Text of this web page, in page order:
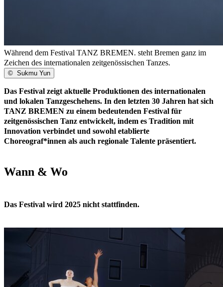
Während dem Festival TANZ BREMEN. steht Bremen ganz im
Zeichen des internationalen zeitgenössischen Tanzes.
© Sukmu Yun
Das Festival zeigt aktuelle Produktionen des internationalen
und lokalen Tanzgeschehens. In den letzten 30 Jahren hat sich
TANZ BREMEN zu einem bedeutenden Festival für
zeitgenössischen Tanz entwickelt, indem es Tradition mit
Innovation verbindet und sowohl etablierte
Choreograf*innen als auch regionale Talente präsentiert.
Wann & Wo
Das Festival wird 2025 nicht stattfinden.